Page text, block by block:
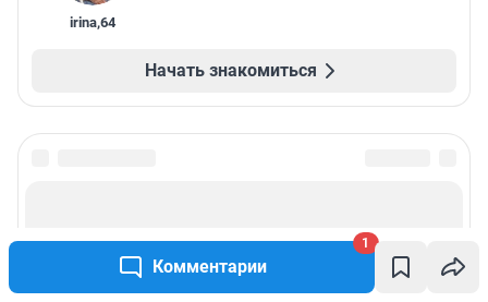
Комментарии
1
irina,64
Начать знакомиться